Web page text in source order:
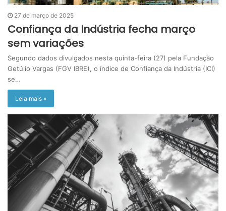
27 de março de 2025
Confiança da Indústria fecha março
sem variações
Segundo dados divulgados nesta quinta-feira (27) pela Fundação
Getúlio Vargas (FGV IBRE), o índice de Confiança da Indústria (ICI)
se…
Leia mais »